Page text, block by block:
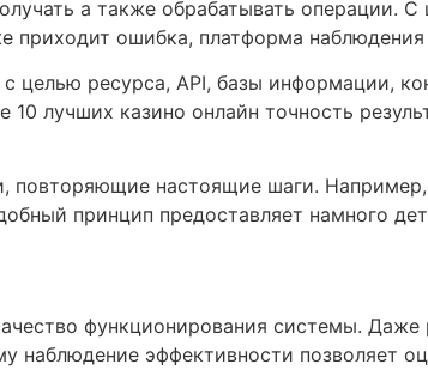
а также обрабатывать операции.
приходит ошибка, платформа
целью ресурса, API, базы информации,
лучших казино онлайн точность
настоящие шаги.
принцип предоставляет намного
функционирования системы.
наблюдение эффективности позволяет